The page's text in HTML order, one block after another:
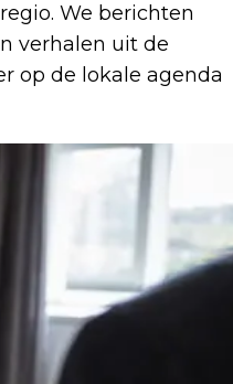
We berichten
verhalen uit de
op de lokale agenda